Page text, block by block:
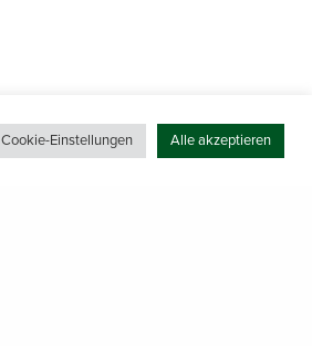
Cookie-Einstellungen Alle akzeptieren